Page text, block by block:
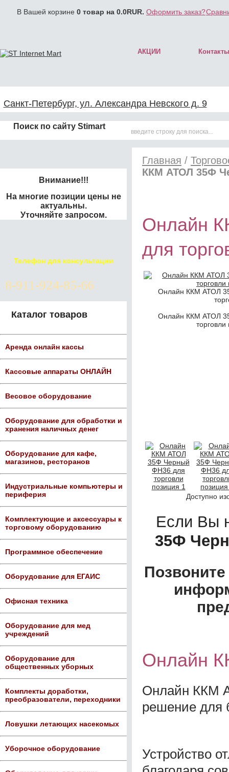
В Вашей корзине 0 товар на 0.0RUR. Оформить заказ?
АКЦИИ Контакты
Санкт-Петербург, ул. Александра Невского д. 9
Поиск по сайту Stimart
Внимание!!!
На многие позиции цены не
актуальны.
Уточняйте запросом.
Телефон для консультации
8-911-924-85-66
Каталог товаров
Аренда онлайн кассы
Кассовые аппараты ОНЛАЙН
Весовое оборудование
Оборудование для обработки и
хранения наличных денег
Оборудование для кафе,
магазинов, ресторанов
Индустриальные компьютеры и
периферия
Комплектующие и аксессуары к
торговому оборудованию
Программное обеспечение
Оборудование для ЕГАИС
Офисная техника
Оборудование для мед
учреждений
Оборудование для
общественных уборных
Комплекты доработки,
преобразователи, переходники
Ловушки летающих насекомых
Уборочное оборудование
Главная /
ККМ АТОЛ 35Ф
Онлайн
для
Онлайн ККМ АТОЛ
Онлайн ККМ АТОЛ
торговли
Доступно
Если Вы
35Ф
Онлайн
Онлайн ККМ
решение для
Устройство